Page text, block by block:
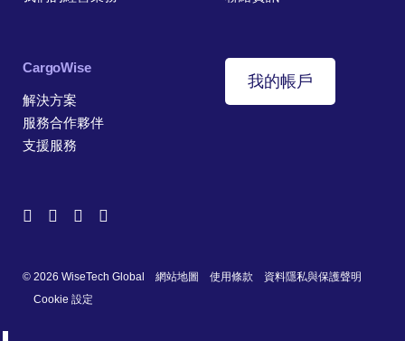
CargoWise
解決方案
服務合作夥伴
支援服務
我的帳戶
© 2026 WiseTech Global 網站地圖 使用條款
資料隱私與保護聲明
Cookie 設定